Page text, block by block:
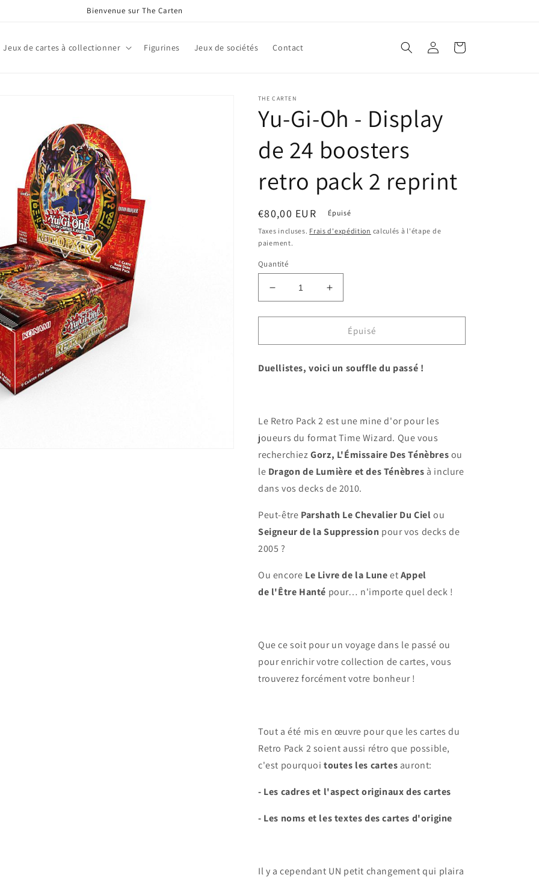
Bienvenue sur The Carten
Jeux de cartes à collectionner Figurines Jeux de sociétés Contact Connexion Panier
THE CARTEN
Yu-Gi-Oh - Display
de 24 boosters
retro pack 2 reprint
Prix
habituel
€80,00 EUR
Épuisé
Taxes incluses. Frais d'expédition calculés à l'étape de
paiement.
Quantité
Réduire
la
quantité
Yu-
Oh
24
boosters
retro
pack
2
Augmenter
la
quantité
Yu-
Oh
24
boosters
retro
pack
2
reprint
Épuisé
Duellistes, voici un souffle du passé !
Le Retro Pack 2 est une mine d'or pour les
joueurs du format Time Wizard. Que vous
recherchiezGorz, L'Émissaire Des Ténèbresou
le Dragon de Lumière et des Ténèbres à inclure
dans vos decks de 2010.
Peut-être Parshath Le Chevalier Du Cielou
Seigneur de la Suppression pour vos decks de
2005 ?
Ou encore Le Livre de la LuneetAppel
de l'Être Hanté pour… n'importe quel deck !
Que ce soit pour un voyage dans le passé ou
pour enrichir votre collection de cartes, vous
trouverez forcément votre bonheur !
Tout a été mis en œuvre pour que les cartes du
Retro Pack 2 soient aussi rétro que possible,
c'est pourquoi toutes les cartes auront:
- Les cadres et l'aspect originaux des cartes
- Les noms et les textes des cartes d'origine
Il y a cependant UN petit changement qui plaira